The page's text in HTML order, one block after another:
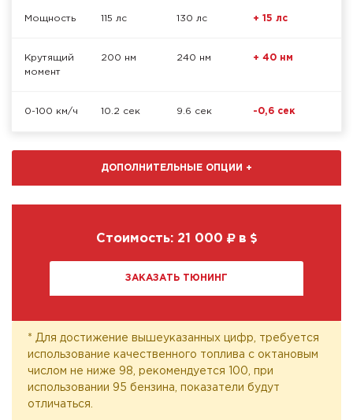
Мощность 115 лс 130 лс + 15 лс
Крутящий
момент
200 нм 240 нм + 40 нм
0-100 км/ч 10.2 сек 9.6 сек -0,6 сек
ДОПОЛНИТЕЛЬНЫЕ ОПЦИИ +
Стоимость: 21 000 в
ЗАКАЗАТЬ ТЮНИНГ
* Для достижение вышеуказанных цифр, требуется
использование качественного топлива с октановым
числом не ниже 98, рекомендуется 100, при
использовании 95 бензина, показатели будут
отличаться.